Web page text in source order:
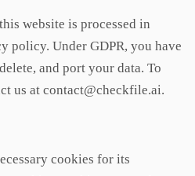
website is processed in
policy. Under GDPR, you have
and port your data. To
us at contact@checkfile.ai.
cookies for its